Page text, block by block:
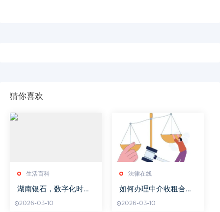
猜你喜欢
生活百科
湖南银石，数字化时代
与市场策略分析
2026-03-10
法律在线
如何办理中介收租合同
2026-03-10